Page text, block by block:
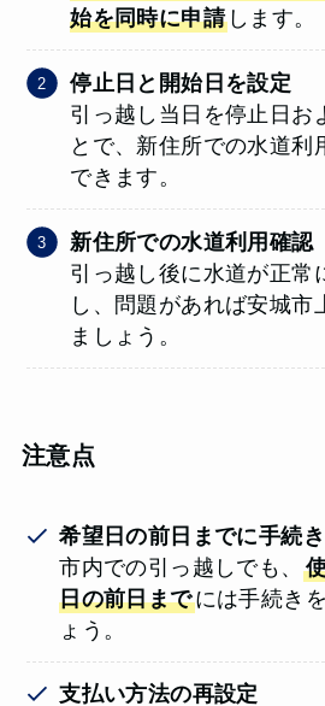
始を同時に申請 します。
停止日と開始日を設定
引っ越し当日を停止日お
とで、新住所での水道利
できます。
新住所での水道利用確認
引っ越し後に水道が正常
し、問題があれば安城市
ましょう。
注意点
希望日の前日までに手続
市内での引っ越しでも、
日の前日までには手続き
ょう。
支払い方法の再設定